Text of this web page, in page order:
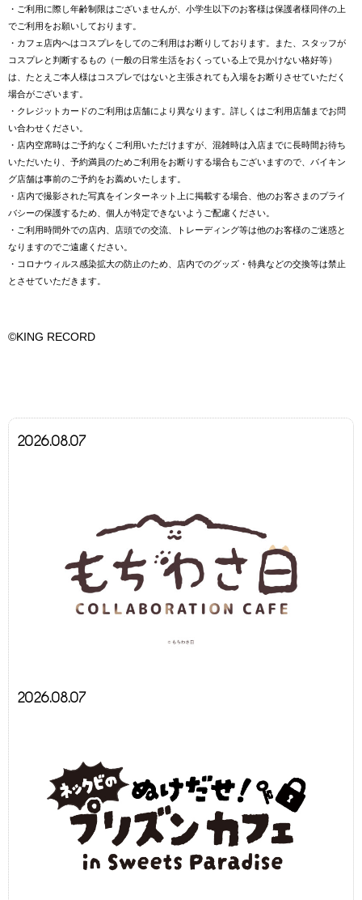
2026.08.07
2026.08.07
・ご利用に際し年齢制限はございませんが、小学生以下のお客様は保護者様同伴の上
でご利用をお願いしております。
・カフェ店内へはコスプレをしてのご利用はお断りしております。また、スタッフが
コスプレと判断するもの（一般の日常生活をおくっている上で見かけない格好等）
は、たとえご本人様はコスプレではないと主張されても入場をお断りさせていただく
場合がございます。
・クレジットカードのご利用は店舗により異なります。詳しくはご利用店舗までお問
い合わせください。
・店内空席時はご予約なくご利用いただけますが、混雑時は入店までに長時間お待ち
いただいたり、予約満員のためご利用をお断りする場合もございますので、バイキン
グ店舗は事前のご予約をお薦めいたします。
・店内で撮影された写真をインターネット上に掲載する場合、他のお客さまのプライ
バシーの保護するため、個人が特定できないようご配慮ください。
・ご利用時間外での店内、店頭での交流、トレーディング等は他のお客様のご迷惑と
なりますのでご遠慮ください。
・コロナウィルス感染拡大の防止のため、店内でのグッズ・特典などの交換等は禁止
とさせていただきます。
©KING RECORD